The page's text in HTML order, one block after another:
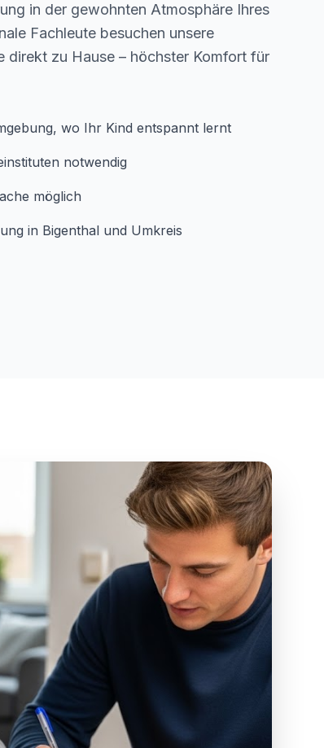
in der gewohnten Atmosphäre Ihres
Fachleute besuchen unsere
direkt zu Hause – höchster Komfort für
wo Ihr Kind entspannt lernt
notwendig
möglich
in Bigenthal und Umkreis